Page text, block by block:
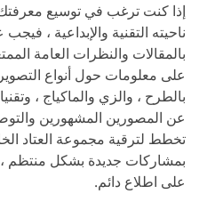
إذا كنت ترغب في توسيع
ناحيته التقنية والإبداعية ،
بالمقالات والنظرات العامة
على معلومات حول أنواع التصوير
بالطرح ، والزي والماكياج ،
عن المصورين المشهورين
تخطط لترقية مجموعة العتاد
بمشاركات جديدة بشكل منتظم ،
على اطلاع دائم.